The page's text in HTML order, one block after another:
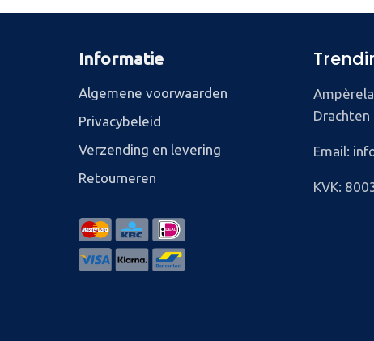
Informatie
Algemene voorwaarden
Privacybeleid
Verzending en levering
Retourneren
Drachten
Email:
KVK: